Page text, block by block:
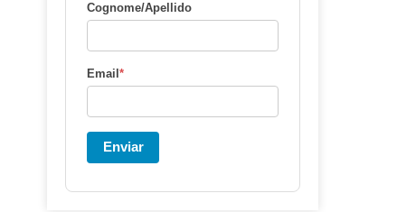
Cognome/Apellido
Email *
Enviar